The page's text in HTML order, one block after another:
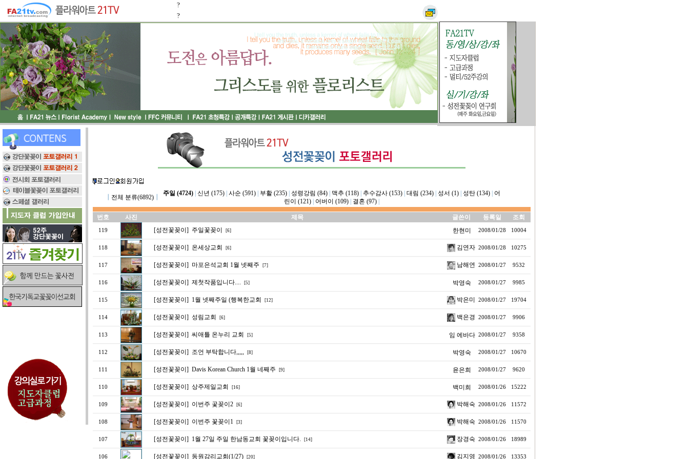
?
?
전체 분류(6892)┃
주일 (4724)| 신년 (175)| 사순 (591)| 부활 (235)| 성령강림 (84)| 맥추 (118)| 추수감사 (153)| 대림 (234)| 성서 (1)| 성탄 (134)|
어
린이 (121)| 어버이 (109)| 결혼 (97)|
번호 사진 제목 글쓴이 등록일 조회
119 [성전꽃꽂이] 주일꽃꽂이 [6] 한현미 2008/01/28 10004
118 [성전꽃꽂이] 온세상교회 [6] 김연자 2008/01/28 10275
117 [성전꽃꽂이] 마포은석교회 1월 넷째주 [7] 남해연 2008/01/27 9532
116 [성전꽃꽂이] 제첫작품입니다.... [5] 박영숙 2008/01/27 9985
115 [성전꽃꽂이] 1월 넷째주일 (행복한교회 [12] 박은미 2008/01/27 19704
114 [성전꽃꽂이] 성림교회 [6] 백은경 2008/01/27 9906
113 [성전꽃꽂이] 씨애틀 온누리 교회 [5] 임 에바다 2008/01/27 9358
112 [성전꽃꽂이] 조언 부탁합니다,,,,, [8] 박영숙 2008/01/27 10670
111 [성전꽃꽂이] Davis Korean Church 1월 네째주 [9] 윤은희 2008/01/27 9620
110 [성전꽃꽂이] 상주제일교회 [16] 백미희 2008/01/26 15222
109 [성전꽃꽂이] 이번주 곷꽂이2 [6] 박해숙 2008/01/26 11572
108 [성전꽃꽂이] 이번주 꽃꽂이1 [3] 박해숙 2008/01/26 11570
107 [성전꽃꽂이] 1월 27일 주일 한남동교회 꽃꽂이입니다. [14] 장경숙 2008/01/26 18989
106 [성전꽃꽂이] 동원감리교회(1/27) [20] 김지영 2008/01/26 13353